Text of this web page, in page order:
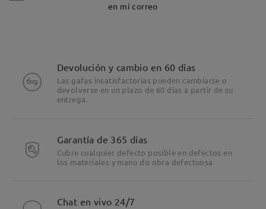
en mi correo
Devolución y cambio en 60 días
Las gafas insatisfactorias pueden cambiarse o
devolverse en un plazo de 60 días a partir de su
entrega.
Garantía de 365 días
Cubre cualquier defecto posible en defectos en
los materiales y mano do obra defectuosa
Chat en vivo 24/7